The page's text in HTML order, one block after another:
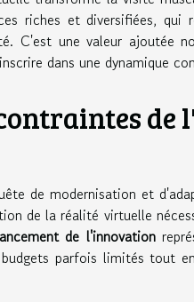
riches et diversifiées,
C'est une valeur ajoutée
dans une dynamique
de modernisation et
de la réalité virtuelle
de l'innovation
parfois limités tout